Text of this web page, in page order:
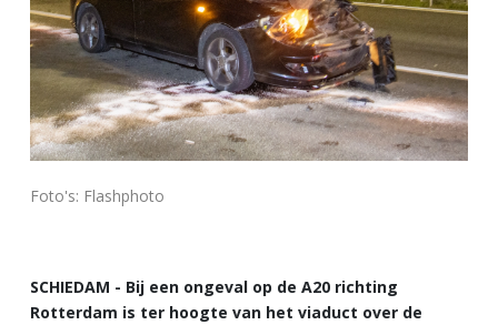
Foto's: Flashphoto
SCHIEDAM - Bij een ongeval op de A20 richting
Rotterdam is ter hoogte van het viaduct over de